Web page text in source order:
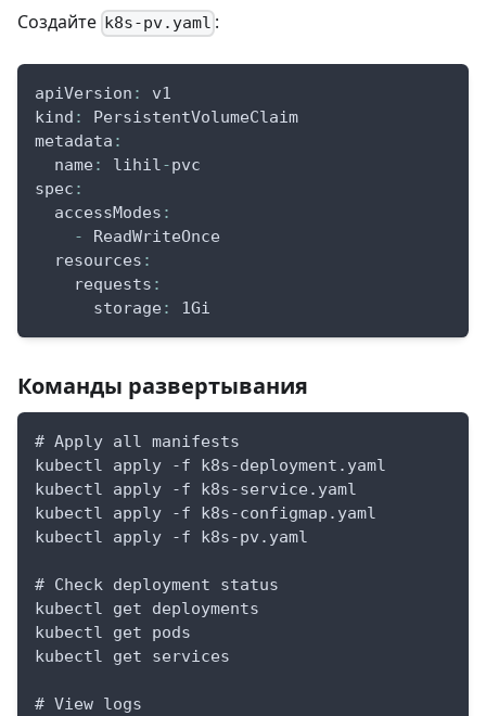
Создайте k8s-pv.yaml :
apiVersion :
v1
kind :
PersistentVolumeClaim
metadata :
name : lihil-pvc
spec :
accessModes :
-
ReadWriteOnce
resources :
requests :
storage : 1Gi
Команды развертывания
# Apply all manifests
kubectl apply -f k8s-deployment.yaml
kubectl apply -f k8s-service.yaml
kubectl apply -f k8s-configmap.yaml
kubectl apply -f k8s-pv.yaml
# Check deployment status
kubectl get deployments
kubectl get pods
kubectl get services
# View logs